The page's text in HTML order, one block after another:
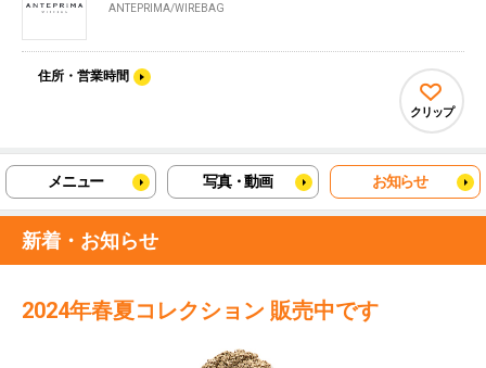
ANTEPRIMA/WIREBAG
住所・営業時間
クリップ
メニュー 写真・動画 お知らせ
新着・お知らせ
2024年春夏コレクション 販売中です